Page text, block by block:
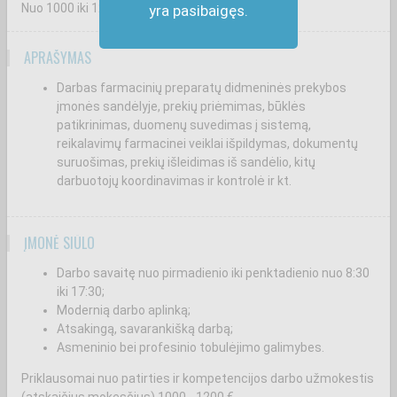
yra pasibaigęs.
Nuo 1000 iki 1200
APRAŠYMAS
Darbas farmacinių preparatų didmeninės prekybos
įmonės sandėlyje, prekių priėmimas, būklės
patikrinimas, duomenų suvedimas į sistemą,
reikalavimų farmacinei veiklai išpildymas, dokumentų
suruošimas, prekių išleidimas iš sandėlio, kitų
darbuotojų koordinavimas ir kontrolė ir kt.
ĮMONĖ SIŪLO
Darbo savaitę nuo pirmadienio iki penktadienio nuo 8:30
iki 17:30;
Modernią darbo aplinką;
Atsakingą, savarankišką darbą;
Asmeninio bei profesinio tobulėjimo galimybes.
Priklausomai nuo patirties ir kompetencijos darbo užmokestis